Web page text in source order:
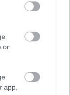
or
app.